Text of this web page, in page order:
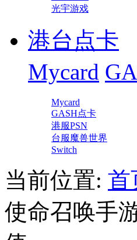
光宇游戏
港台点卡
Mycard
Mycard
GASH点卡
港服PSN
台服魔兽世界
Switch
当前位置: 首
使命召唤手